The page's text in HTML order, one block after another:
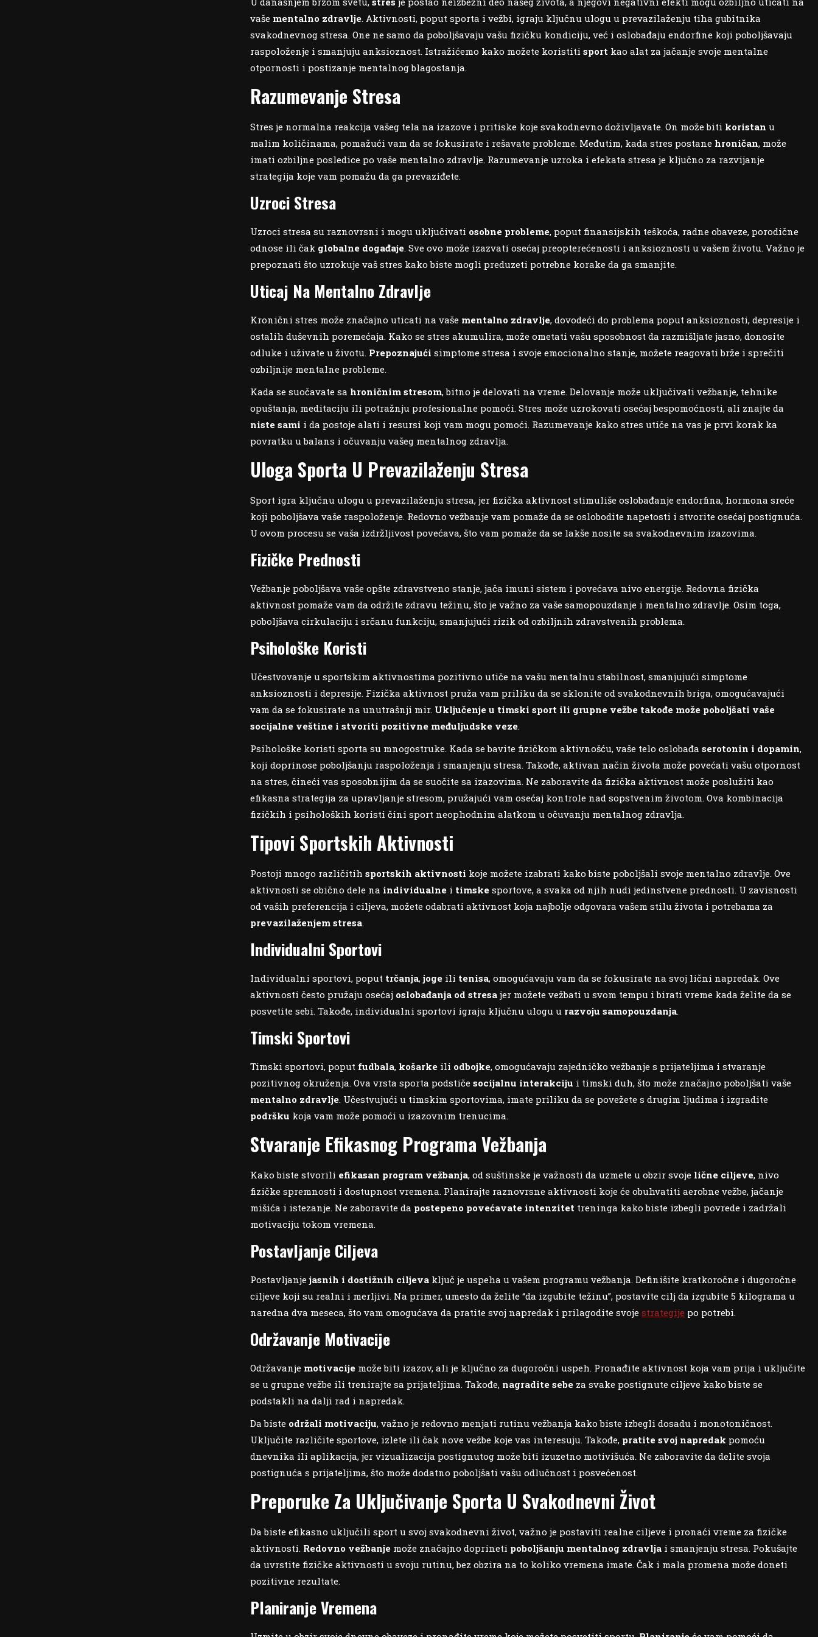
vaše mentalno zdravlje. Aktivnosti, poput sporta i vežbi, igraju ključnu ulogu u prevazilaženju tiha gubitnika
svakodnevnog stresa. One ne samo da poboljšavaju vašu fizičku kondiciju, već i oslobađaju endorfine koji poboljšavaju
raspoloženje i smanjuju anksioznost. Istražićemo kako možete koristitisport kao alat za jačanje svoje mentalne
otpornosti i postizanje mentalnog blagostanja.
Razumevanje Stresa
Stres je normalna reakcija vašeg tela na izazove i pritiske koje svakodnevno doživljavate. On može bitikoristan u
malim količinama, pomažući vam da se fokusirate i rešavate probleme. Međutim, kada stres postanehroničan, može
imati ozbiljne posledice po vaše mentalno zdravlje. Razumevanje uzroka i efekata stresa je ključno za razvijanje
strategija koje vam pomažu da ga prevaziđete.
Uzroci Stresa
Uzroci stresa su raznovrsni i mogu uključivati osobne probleme, poput finansijskih teškoća, radne obaveze, porodične
odnose ili čak globalne događaje. Sve ovo može izazvati osećaj preopterećenosti i anksioznosti u vašem životu. Važno je
prepoznati što uzrokuje vaš stres kako biste mogli preduzeti potrebne korake da ga smanjite.
Uticaj Na Mentalno Zdravlje
Kronični stres može značajno uticati na vaše mentalno zdravlje, dovodeći do problema poput anksioznosti, depresije i
ostalih duševnih poremećaja. Kako se stres akumulira, može ometati vašu sposobnost da razmišljate jasno, donosite
odluke i uživate u životu. Prepoznajući simptome stresa i svoje emocionalno stanje, možete reagovati brže i sprečiti
ozbiljnije mentalne probleme.
Kada se suočavate sahroničnim stresom, bitno je delovati na vreme. Delovanje može uključivati vežbanje, tehnike
opuštanja, meditaciju ili potražnju profesionalne pomoći. Stres može uzrokovati osećaj bespomoćnosti, ali znajte da
niste sami i da postoje alati i resursi koji vam mogu pomoći. Razumevanje kako stres utiče na vas je prvi korak ka
povratku u balans i očuvanju vašeg mentalnog zdravlja.
Uloga Sporta U Prevazilaženju Stresa
Sport igra ključnu ulogu u prevazilaženju stresa, jer fizička aktivnost stimuliše oslobađanje endorfina, hormona sreće
koji poboljšava vaše raspoloženje. Redovno vežbanje vam pomaže da se oslobodite napetosti i stvorite osećaj postignuća.
U ovom procesu se vaša izdržljivost povećava, što vam pomaže da se lakše nosite sa svakodnevnim izazovima.
Fizičke Prednosti
Vežbanje poboljšava vaše opšte zdravstveno stanje, jača imuni sistem i povećava nivo energije. Redovna fizička
aktivnost pomaže vam da održite zdravu težinu, što je važno za vaše samopouzdanje i mentalno zdravlje. Osim toga,
poboljšava cirkulaciju i srčanu funkciju, smanjujući rizik od ozbiljnih zdravstvenih problema.
Psihološke Koristi
Učestvovanje u sportskim aktivnostima pozitivno utiče na vašu mentalnu stabilnost, smanjujući simptome
anksioznosti i depresije. Fizička aktivnost pruža vam priliku da se sklonite od svakodnevnih briga, omogućavajući
vam da se fokusirate na unutrašnji mir. Uključenje u timski sport ili grupne vežbe takođe može poboljšati vaše
socijalne veštine i stvoriti pozitivne međuljudske veze.
Psihološke koristi sporta su mnogostruke. Kada se bavite fizičkom aktivnošću, vaše telo oslobađaserotonin i dopamin,
koji doprinose poboljšanju raspoloženja i smanjenju stresa. Takođe, aktivan način života može povećati vašu otpornost
na stres, čineći vas sposobnijim da se suočite sa izazovima. Ne zaboravite da fizička aktivnost može poslužiti kao
efikasna strategija za upravljanje stresom, pružajući vam osećaj kontrole nad sopstvenim životom. Ova kombinacija
fizičkih i psiholoških koristi čini sport neophodnim alatkom u očuvanju mentalnog zdravlja.
Tipovi Sportskih Aktivnosti
Postoji mnogo različitihsportskih aktivnosti koje možete izabrati kako biste poboljšali svoje mentalno zdravlje. Ove
aktivnosti se obično dele naindividualne i timske sportove, a svaka od njih nudi jedinstvene prednosti. U zavisnosti
od vaših preferencija i ciljeva, možete odabrati aktivnost koja najbolje odgovara vašem stilu života i potrebama za
prevazilaženjem stresa.
Individualni Sportovi
Individualni sportovi, poput trčanja,joge ili tenisa, omogućavaju vam da se fokusirate na svoj lični napredak. Ove
aktivnosti često pružaju osećaj oslobađanja od stresa jer možete vežbati u svom tempu i birati vreme kada želite da se
posvetite sebi. Takođe, individualni sportovi igraju ključnu ulogu u razvoju samopouzdanja.
Timski Sportovi
Timski sportovi, poput fudbala,košarke ili odbojke, omogućavaju zajedničko vežbanje s prijateljima i stvaranje
pozitivnog okruženja. Ova vrsta sporta podstičesocijalnu interakciju i timski duh, što može značajno poboljšati vaše
mentalno zdravlje. Učestvujući u timskim sportovima, imate priliku da se povežete s drugim ljudima i izgradite
podršku koja vam može pomoći u izazovnim trenucima.
Stvaranje Efikasnog Programa Vežbanja
Kako biste stvorili efikasan program vežbanja, od suštinske je važnosti da uzmete u obzir svojelične ciljeve, nivo
fizičke spremnosti i dostupnost vremena. Planirajte raznovrsne aktivnosti koje će obuhvatiti aerobne vežbe, jačanje
mišića i istezanje. Ne zaboravite da postepeno povećavate intenzitet treninga kako biste izbegli povrede i zadržali
motivaciju tokom vremena.
Postavljanje Ciljeva
Postavljanjejasnih i dostižnih ciljeva ključ je uspeha u vašem programu vežbanja. Definišite kratkoročne i dugoročne
ciljeve koji su realni i merljivi. Na primer, umesto da želite “da izgubite težinu”, postavite cilj da izgubite 5 kilograma u
naredna dva meseca, što vam omogućava da pratite svoj napredak i prilagodite svojestrategije po potrebi.
Održavanje Motivacije
Održavanje motivacije može biti izazov, ali je ključno za dugoročni uspeh. Pronađite aktivnost koja vam prija i uključite
se u grupne vežbe ili trenirajte sa prijateljima. Takođe, nagradite sebe za svake postignute ciljeve kako biste se
podstakli na dalji rad i napredak.
Da biste održali motivaciju, važno je redovno menjati rutinu vežbanja kako biste izbegli dosadu i monotoničnost.
Uključite različite sportove, izlete ili čak nove vežbe koje vas interesuju. Takođe, pratite svoj napredak pomoću
dnevnika ili aplikacija, jer vizualizacija postignutog može biti izuzetno motivišuća. Ne zaboravite da delite svoja
postignuća s prijateljima, što može dodatno poboljšati vašu odlučnost i posvećenost.
Preporuke Za Uključivanje Sporta U Svakodnevni Život
Da biste efikasno uključili sport u svoj svakodnevni život, važno je postaviti realne ciljeve i pronaći vreme za fizičke
aktivnosti. Redovno vežbanje može značajno doprineti poboljšanju mentalnog zdravlja i smanjenju stresa. Pokušajte
da uvrstite fizičke aktivnosti u svoju rutinu, bez obzira na to koliko vremena imate. Čak i mala promena može doneti
pozitivne rezultate.
Planiranje Vremena